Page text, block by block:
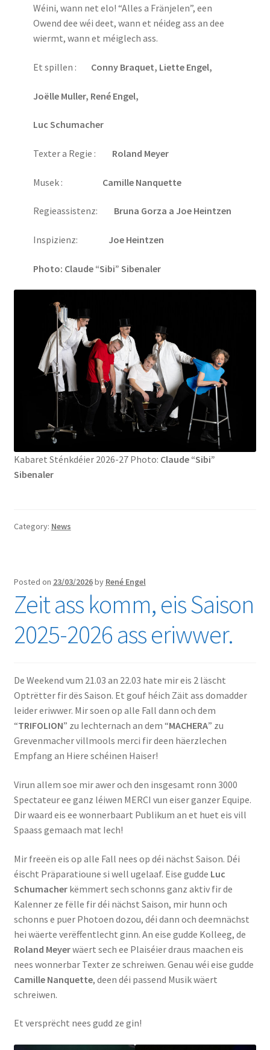
Wéini, wann net elo! “Alles a Fränjelen”, een
Owend dee wéi deet, wann et néideg ass an dee
wiermt, wann et méiglech ass.
Et spillen : Conny Braquet, Liette Engel,
Joëlle Muller, René Engel,
Luc Schumacher
Texter a Regie : Roland Meyer
Musek : Camille Nanquette
Regieassistenz: Bruna Gorza a Joe Heintzen
Inspizienz: Joe Heintzen
Photo: Claude “Sibi” Sibenaler
Kabaret Sténkdéier 2026-27 Photo: Claude “Sibi”
Sibenaler
Category: News
Posted on 23/03/2026by René Engel
Zeit ass komm, eis Saison
2025-2026 ass eriwwer.
De Weekend vum 21.03 an 22.03 hate mir eis 2 läscht
Optrëtter fir dës Saison. Et gouf héich Zäit ass domadder
leider eriwwer. Mir soen op alle Fall dann och dem
“TRIFOLION” zu Iechternach an dem “MACHERA” zu
Grevenmacher villmools merci fir deen häerzlechen
Empfang an Hiere schéinen Haiser!
Virun allem soe mir awer och den insgesamt ronn 3000
Spectateur ee ganz léiwen MERCI vun eiser ganzer Equipe.
Dir waard eis ee wonnerbaart Publikum an et huet eis vill
Spaass gemaach mat Iech!
Mir freeën eis op alle Fall nees op déi nächst Saison. Déi
éischt Präparatioune si well ugelaaf. Eise gudde Luc
Schumacherkëmmert sech schonns ganz aktiv fir de
Kalenner ze fëlle fir déi nächst Saison, mir hunn och
schonns e puer Photoen dozou, déi dann och deemnächst
hei wäerte verëffentlecht ginn. An eise gudde Kolleeg, de
Roland Meyerwäert sech ee Plaiséier draus maachen eis
nees wonnerbar Texter ze schreiwen. Genau wéi eise gudde
Camille Nanquette, deen déi passend Musik wäert
schreiwen.
Et versprëcht nees gudd ze gin!